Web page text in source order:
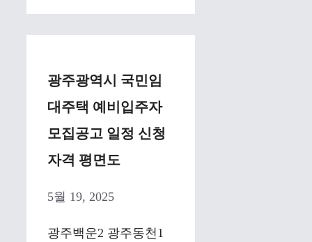
광주광역시 국민임
대주택 예비입주자
모집공고 일정 신청
자격 평면도
5월 19, 2025
광주백운2 광주동천1